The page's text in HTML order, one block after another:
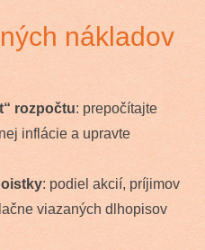
nákladov
rozpočtu: prepočítajte
inflácie a upravte
: podiel akcií, príjimov
viazaných dlhopisov